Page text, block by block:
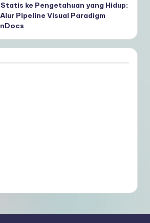
ke Pengetahuan yang Hidup:
Pipeline Visual Paradigm